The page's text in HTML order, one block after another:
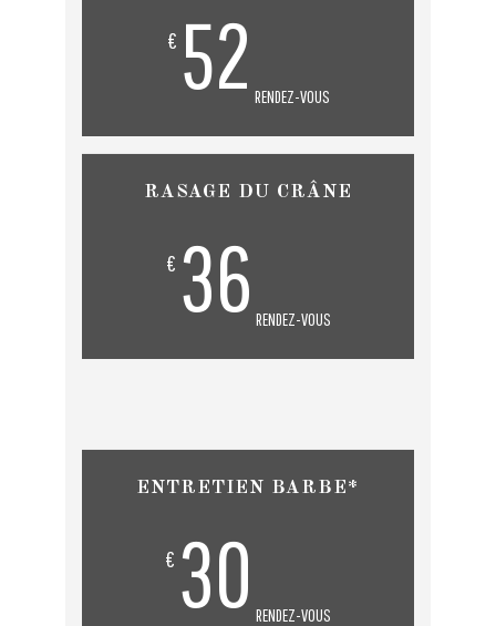
€ 52 RENDEZ-VOUS
RASAGE DU CRÂNE
€ 36 RENDEZ-VOUS
ENTRETIEN BARBE*
€ 30 RENDEZ-VOUS